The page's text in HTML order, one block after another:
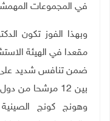
في المجموعات
وبهذا الفوز تكون
مقعدا في الهيئة
ضمن تنافس شديد
بين 12 مرشحا من
وهونج كونج الصينية